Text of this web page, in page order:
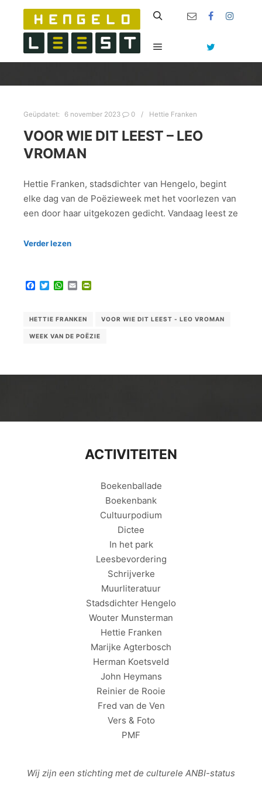
Hoofdmenu
Geüpdatet: 6 november 2023 0 Hettie Franken
VOOR WIE DIT LEEST – LEO
VROMAN
Hettie Franken, stadsdichter van Hengelo, begint
elke dag van de Poëzieweek met het voorlezen van
een door haar uitgekozen gedicht. Vandaag leest ze
Verder lezen
Facebook
TwitterWhatsApp
Email
HETTIE FRANKEN VOOR WIE DIT LEEST - LEO VROMAN
WEEK VAN DE POËZIE
ACTIVITEITEN
Boekenballade
Boekenbank
Cultuurpodium
Dictee
In het park
Leesbevordering
Schrijverke
Muurliteratuur
Stadsdichter Hengelo
Wouter Munsterman
Hettie Franken
Marijke Agterbosch
Herman Koetsveld
John Heymans
Reinier de Rooie
Fred van de Ven
Vers & Foto
PMF
Wij zijn een stichting met de culturele ANBI-status